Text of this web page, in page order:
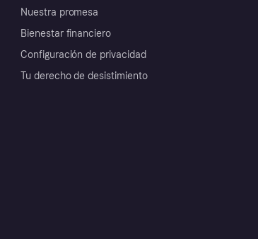
Nuestra promesa
Bienestar financiero
Configuración de privacidad
Tu derecho de desistimiento